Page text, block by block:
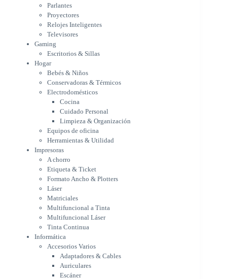
Conservadoras & Térmicos
Electrodomésticos
Cocina
Cuidado Personal
Limpieza & Organización
Equipos de oficina
Herramientas & Utilidad
Impresoras
A chorro
Etiqueta & Ticket
Formato Ancho & Plotters
Láser
Matriciales
Multifuncional a Tinta
Multifuncional Láser
Tinta Continua
Informática
Accesorios Varios
Adaptadores & Cables
Auriculares
Escáner
Estuches & Mochilas
Gavetas para unidades de
almacenamiento
Lápices & punteros
Soportes
WebCam
Parlantes
Proyectores
Relojes Inteligentes
Televisores
Gaming
Escritorios & Sillas
Hogar
Bebés & Niños
Conservadoras & Térmicos
Electrodomésticos
Cocina
Cuidado Personal
Limpieza & Organización
Equipos de oficina
Herramientas & Utilidad
Impresoras
A chorro
Etiqueta & Ticket
Formato Ancho & Plotters
Láser
Matriciales
Multifuncional a Tinta
Multifuncional Láser
Tinta Continua
Informática
Accesorios Varios
Adaptadores & Cables
Auriculares
Escáner